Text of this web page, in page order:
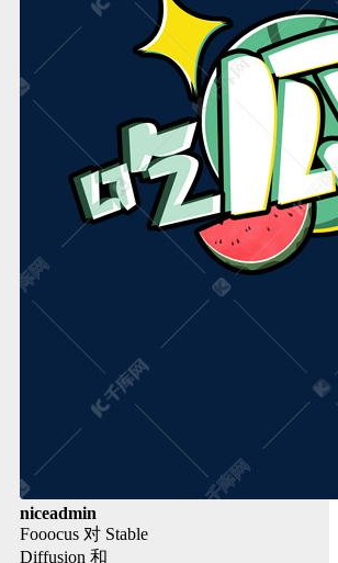
niceadmin
Fooocus 对 Stable
Diffusion 和